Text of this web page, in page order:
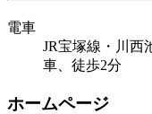
電車
JR宝塚線・川西
車、徒歩2分
ホームページ